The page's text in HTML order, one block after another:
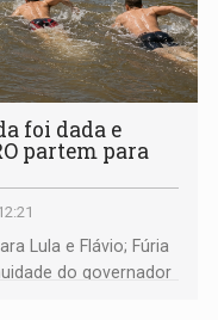
foi dada e
partem para
Lula e Flávio; Fúria
do governador